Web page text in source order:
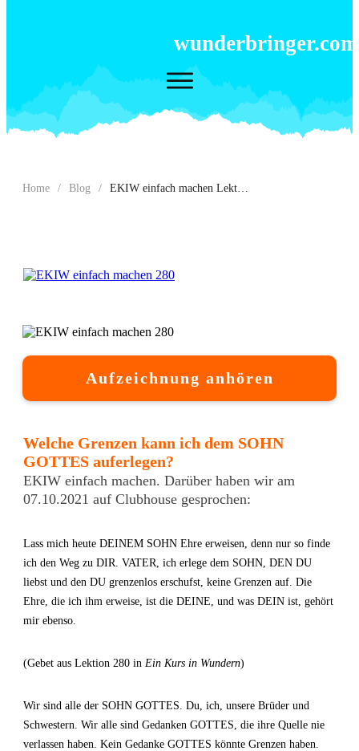
wunderbringer.com
Home / Blog / EKIW einfach machen Lektion 280
Aufzeichnung anhören
Welche Grenzen kann ich dem SOHN
GOTTES auferlegen?
EKIW einfach machen. Darüber haben wir am
07.10.2021 auf Clubhouse gesprochen:
Lass mich heute DEINEM SOHN Ehre erweisen, denn nur so finde
ich den Weg zu DIR. VATER, ich erlege dem SOHN, DEN DU
liebst und den DU grenzenlos erschufst, keine Grenzen auf. Die
Ehre, die ich ihm erweise, ist die DEINE, und was DEIN ist, gehört
mir ebenso.
(Gebet aus Lektion 280 in Ein Kurs in Wundern)
Wir sind alle der SOHN GOTTES. Du, ich, unsere Brüder und
Schwestern. Wir alle sind Gedanken GOTTES, die ihre Quelle nie
verlassen haben. Kein Gedanke GOTTES könnte Grenzen haben.